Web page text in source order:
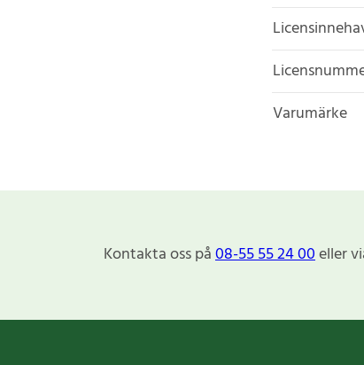
Varumärke
Kontakta oss på08-55 55 24 00eller